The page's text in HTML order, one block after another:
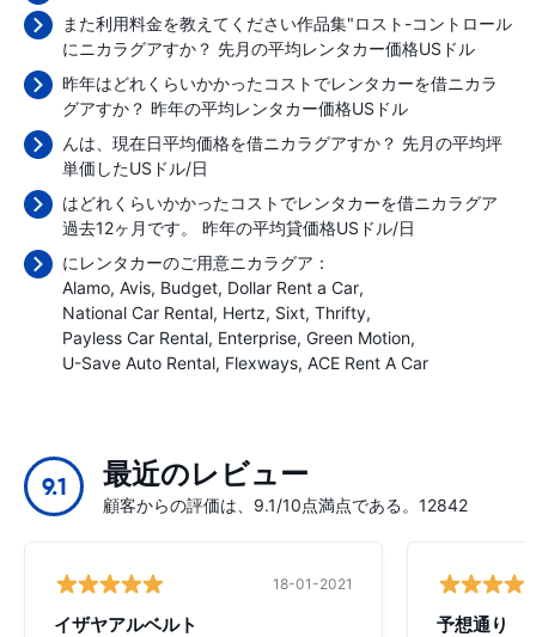
また利用料金を教えてください作品集"ロスト-コントロール
にニカラグアすか？ 先月の平均レンタカー価格USドル
昨年はどれくらいかかったコストでレンタカーを借ニカラ
グアすか？ 昨年の平均レンタカー価格USドル
んは、現在日平均価格を借ニカラグアすか？ 先月の平均坪
単価したUSドル/日
はどれくらいかかったコストでレンタカーを借ニカラグア
過去12ヶ月です。 昨年の平均貸価格USドル/日
にレンタカーのご用意ニカラグア：
Alamo Avis Budget Dollar Rent a Car
National Car Rental Hertz Sixt Thrifty
Payless Car Rental Enterprise Green Motion
U-Save Auto Rental Flexways ACE Rent A Car
9.1 最近のレビュー
顧客からの評価は、9.1/10点満点である。12842
18-01-2021
イザヤアルベルト 予想通り